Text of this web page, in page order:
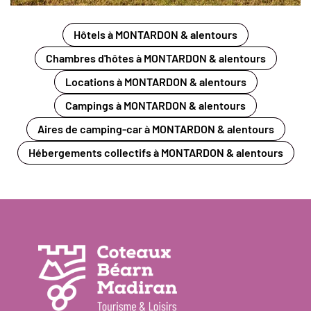
Hôtels à MONTARDON & alentours
Chambres d'hôtes à MONTARDON & alentours
Locations à MONTARDON & alentours
Campings à MONTARDON & alentours
Aires de camping-car à MONTARDON & alentours
Hébergements collectifs à MONTARDON & alentours